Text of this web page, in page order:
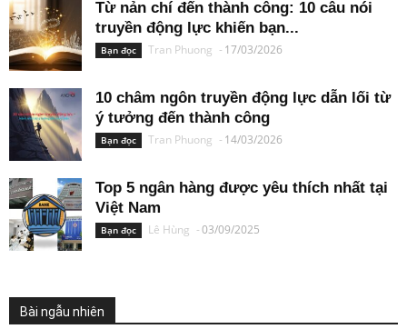
Từ nản chí đến thành công: 10 câu nói
truyền động lực khiến bạn...
Bạn đọc Tran Phuong - 17/03/2026
10 châm ngôn truyền động lực dẫn lối từ
ý tưởng đến thành công
Bạn đọc Tran Phuong - 14/03/2026
Top 5 ngân hàng được yêu thích nhất tại
Việt Nam
Bạn đọc Lê Hùng -03/09/2025
Bài ngẫu nhiên